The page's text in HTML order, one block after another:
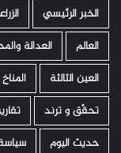
الخبر الرئيسي
العالم
العدالة
العين الثالثة
المناخ
تحقّق و ترند
حديث اليوم